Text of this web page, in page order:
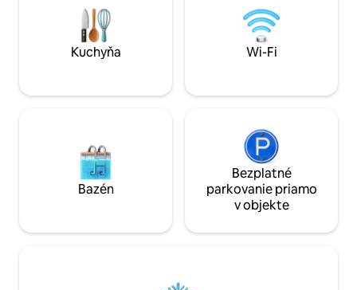
hlasom. Apartmán je bezkontaktný -
Keypad, nachádza sa v centre mesta
Košíc, neďaleko McDonald's.
panoramatickým
ideálne na
pokojné
Kuchyňa Wi-Fi
Bazén
Bezplatné
parkovanie priamo
v objekte